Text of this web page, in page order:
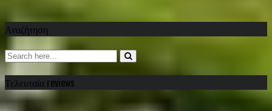
Αναζήτηση
Τελευταία reviews